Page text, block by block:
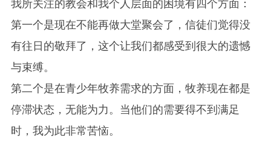
我所关注的教会和我个人层面的困境有四个方面：
第一个是现在不能再做大堂聚会了，信徒们觉得没
有往日的敬拜了，这个让我们都感受到很大的遗憾
与束缚。
第二个是在青少年牧养需求的方面，牧养现在都是
停滞状态，无能为力。当他们的需要得不到满足
时，我为此非常苦恼。